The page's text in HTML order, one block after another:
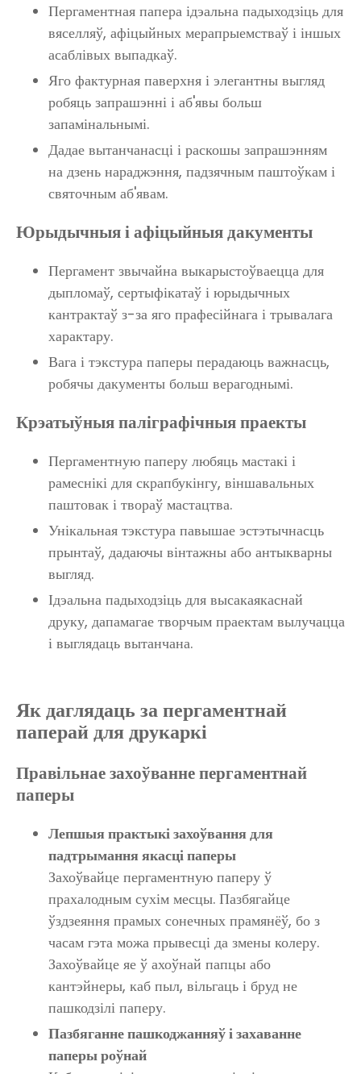
Пергаментная папера ідэальна падыходзіць для
вяселляў, афіцыйных мерапрыемстваў і іншых
асаблівых выпадкаў.
Яго фактурная паверхня і элегантны выгляд
робяць запрашэнні і аб'явы больш
запамінальнымі.
Дадае вытанчанасці і раскошы запрашэнням
на дзень нараджэння, падзячным паштоўкам і
святочным аб'явам.
Юрыдычныя і афіцыйныя дакументы
Пергамент звычайна выкарыстоўваецца для
дыпломаў, сертыфікатаў і юрыдычных
кантрактаў з-за яго прафесійнага і трывалага
характару.
Вага і тэкстура паперы перадаюць важнасць,
робячы дакументы больш верагоднымі.
Крэатыўныя паліграфічныя праекты
Пергаментную паперу любяць мастакі і
рамеснікі для скрапбукінгу, віншавальных
паштовак і твораў мастацтва.
Унікальная тэкстура павышае эстэтычнасць
прынтаў, дадаючы вінтажны або антыкварны
выгляд.
Ідэальна падыходзіць для высакаякаснай
друку, дапамагае творчым праектам вылучацца
і выглядаць вытанчана.
Як даглядаць за пергаментнай
паперай для друкаркі
Правільнае захоўванне пергаментнай
паперы
Лепшыя практыкі захоўвання для
падтрымання якасці паперы
Захоўвайце пергаментную паперу ў
прахалодным сухім месцы. Пазбягайце
ўздзеяння прамых сонечных прамянёў, бо з
часам гэта можа прывесці да змены колеру.
Захоўвайце яе ў ахоўнай папцы або
кантэйнеры, каб пыл, вільгаць і бруд не
пашкодзілі паперу.
Пазбяганне пашкоджанняў і захаванне
паперы роўнай